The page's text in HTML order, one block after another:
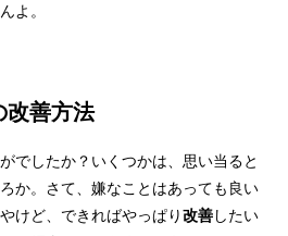
よ。
改善方法
でしたか？いくつかは、思い当ると
か。さて、嫌なことはあっても良い
けど、できればやっぱり改善したい